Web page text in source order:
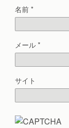
名前*
メール*
サイト